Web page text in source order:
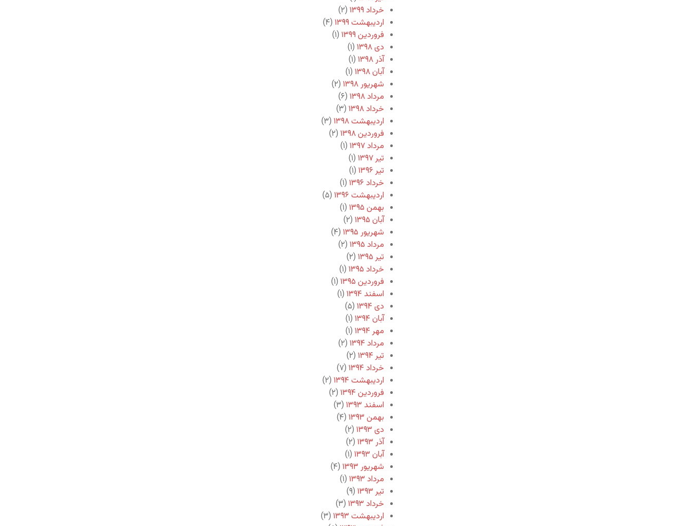
خرداد ۱۳۹۹
(۲)
اردیبهشت ۱۳۹۹
(۴)
فروردین ۱۳۹۹
(۱)
دی ۱۳۹۸
(۱)
آذر ۱۳۹۸
(۱)
آبان ۱۳۹۸
(۱)
شهریور ۱۳۹۸
(۲)
مرداد ۱۳۹۸
(۶)
خرداد ۱۳۹۸
(۳)
اردیبهشت ۱۳۹۸
(۳)
فروردین ۱۳۹۸
(۲)
مرداد ۱۳۹۷
(۱)
تیر ۱۳۹۷
(۱)
تیر ۱۳۹۶
(۱)
خرداد ۱۳۹۶
(۱)
اردیبهشت ۱۳۹۶
(۵)
بهمن ۱۳۹۵
(۱)
آبان ۱۳۹۵
(۲)
شهریور ۱۳۹۵
(۴)
مرداد ۱۳۹۵
(۲)
تیر ۱۳۹۵
(۲)
خرداد ۱۳۹۵
(۱)
فروردین ۱۳۹۵
(۱)
اسفند ۱۳۹۴
(۱)
دی ۱۳۹۴
(۵)
آبان ۱۳۹۴
(۱)
مهر ۱۳۹۴
(۱)
مرداد ۱۳۹۴
(۲)
تیر ۱۳۹۴
(۲)
خرداد ۱۳۹۴
(۷)
اردیبهشت ۱۳۹۴
(۲)
فروردین ۱۳۹۴
(۲)
اسفند ۱۳۹۳
(۳)
بهمن ۱۳۹۳
(۴)
دی ۱۳۹۳
(۲)
آذر ۱۳۹۳
(۲)
آبان ۱۳۹۳
(۱)
شهریور ۱۳۹۳
(۴)
مرداد ۱۳۹۳
(۱)
تیر ۱۳۹۳
(۹)
خرداد ۱۳۹۳
(۳)
اردیبهشت ۱۳۹۳
(۳)